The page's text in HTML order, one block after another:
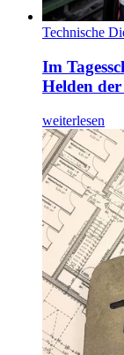
Technische
Im
Helden
weiterlesen